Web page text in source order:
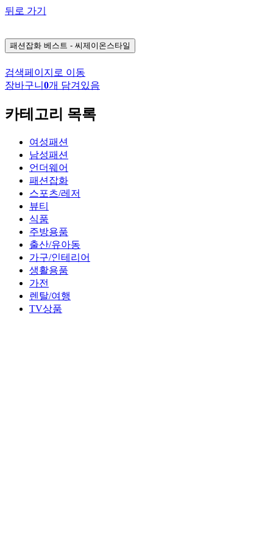
뒤로 가기
패션잡화 베스트 - 씨제이온스타일
검색페이지로 이동
장바구니 0개 담겨있음
카테고리 목록
여성패션
남성패션
언더웨어
패션잡화
스포츠/레저
뷰티
식품
주방용품
출산/유아동
가구/인테리어
생활용품
가전
렌탈/여행
TV상품